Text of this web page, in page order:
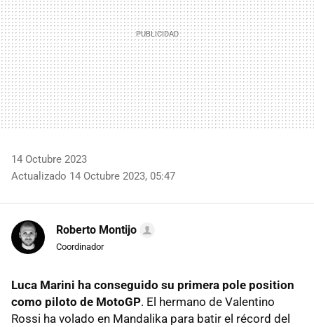
14 Octubre 2023
Actualizado 14 Octubre 2023, 05:47
Roberto Montijo
Coordinador
Luca Marini ha conseguido su primera pole position
como piloto de MotoGP. El hermano de Valentino
Rossi ha volado en Mandalika para batir el récord del